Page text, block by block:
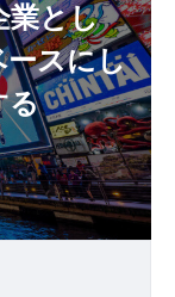
業とし
ースにし
る